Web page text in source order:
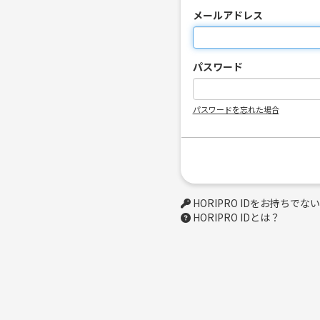
メールアドレス
パスワード
パスワードを忘れた場合
HORIPRO IDをお持ちでな
HORIPRO IDとは？